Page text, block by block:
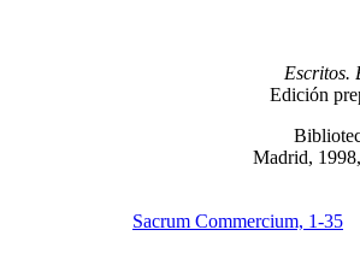
Escritos.
Edición
Madrid,
Sacrum Commercium, 1-35